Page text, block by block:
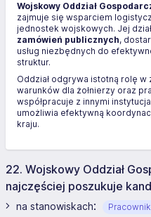
Wojskowy Oddział
zajmuje się wsparciem
jednostek wojskowych. Jej
zamówień publicznych,
usług niezbędnych do
struktur.
Oddział odgrywa istotną rolę
warunków dla żołnierzy oraz
współpracuje z innymi
umożliwia efektywną
kraju.
22. Wojskowy Oddział
najczęściej poszukuje
na stanowiskach: